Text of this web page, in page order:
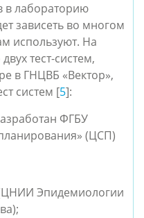
в лабораторию
зависеть во многом
используют. На
тест-систем,
в ГНЦВБ «Вектор»,
систем [5]:
ФГБУ
(ЦСП)
Эпидемиологии